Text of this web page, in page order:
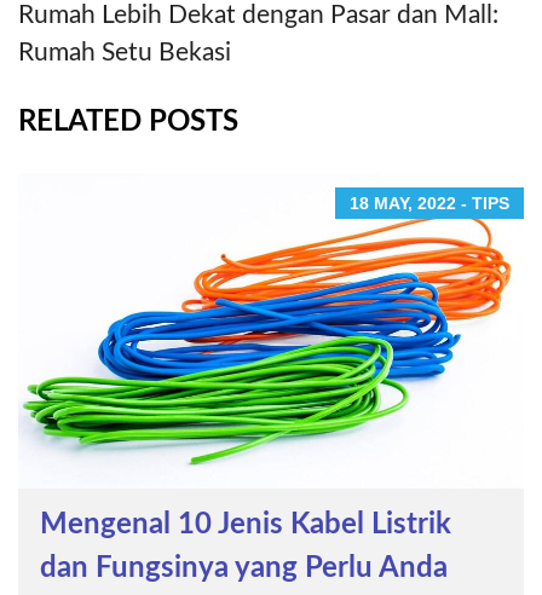
Rumah Lebih Dekat dengan Pasar dan Mall:
Rumah Setu Bekasi
RELATED POSTS
18 MAY, 2022 - TIPS
Mengenal 10 Jenis Kabel Listrik
dan Fungsinya yang Perlu Anda